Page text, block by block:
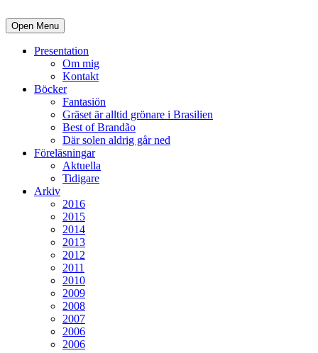
Open Menu
Presentation
Om mig
Kontakt
Böcker
Fantasiön
Gräset är alltid grönare i Brasilien
Best of Brandão
Där solen aldrig går ned
Föreläsningar
Aktuella
Tidigare
Arkiv
2016
2015
2014
2013
2012
2011
2010
2009
2008
2007
2006
2006